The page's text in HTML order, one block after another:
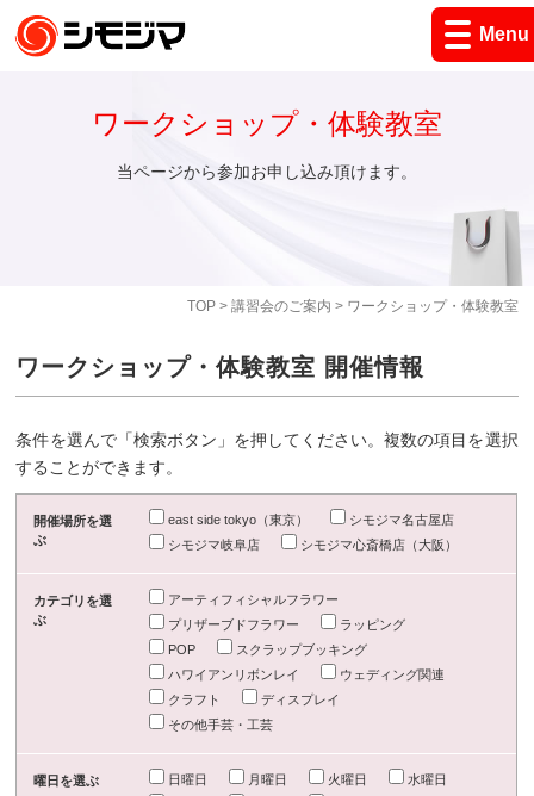
Menu
TOP> 講習会のご案内 > ワークショップ・体験教室
ワークショップ・体験教室
当ページから参加お申し込み頂けます。
ワークショップ・体験教室 開催情報
条件を選んで「検索ボタン」を押してください。複数の項目を選択
することができます。
開催場所を選
ぶ
east side tokyo（東京）
シモジマ名古屋店
シモジマ岐阜店
シモジマ心斎橋店（大阪）
カテゴリを選
ぶ
アーティフィシャルフラワー
プリザーブドフラワー
ラッピング
POP
スクラップブッキング
ハワイアンリボンレイ
ウェディング関連
クラフト
ディスプレイ
その他手芸・工芸
曜日を選ぶ 日曜日 月曜日 火曜日
水曜日